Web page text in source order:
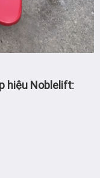
hiệu Noblelift: